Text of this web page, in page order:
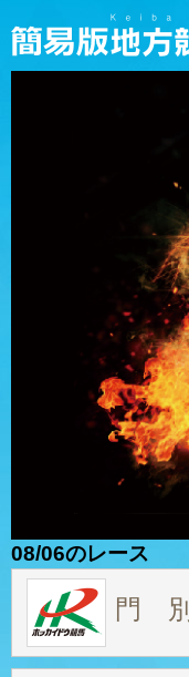
08/06のレース
門 別